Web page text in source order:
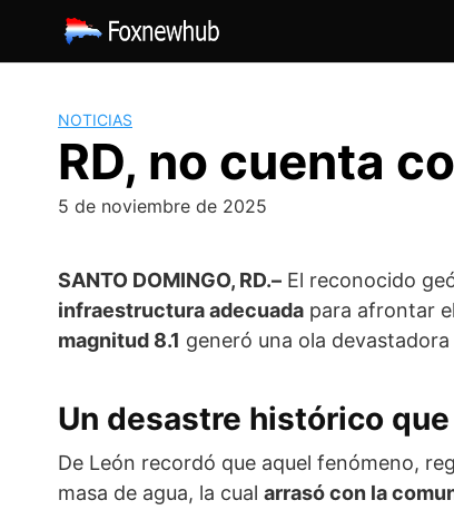
contenido
NOTICIAS
RD, no cuenta
5 de noviembre de 2025
SANTO DOMINGO, RD.– El reconocido
infraestructura adecuada para afrontar
magnitud 8.1 generó una ola
Un desastre histórico
De León recordó que aquel fenómeno,
masa de agua, la cual arrasó con la